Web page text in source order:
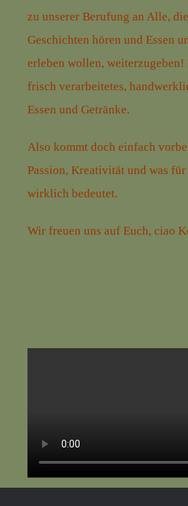
zu unserer Berufung an Alle,
Geschichten hören und Essen
erleben wollen, weiterzugeben!
frisch verarbeitetes,
Essen und Getränke.
Also kommt doch einfach
Passion, Kreativität und was für
wirklich bedeutet.
Wir freuen uns auf Euch, ciao